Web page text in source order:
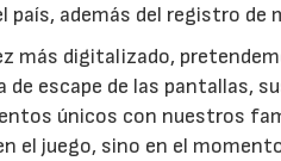
además del registro de
más digitalizado,
de escape de las
únicos con nuestros
el juego, sino en el